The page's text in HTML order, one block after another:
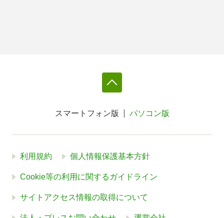
スマートフォン版 パソコン版
利用規約 個人情報保護基本方針
Cookie等の利用に関するガイドライン
サイトアクセス情報の取得について